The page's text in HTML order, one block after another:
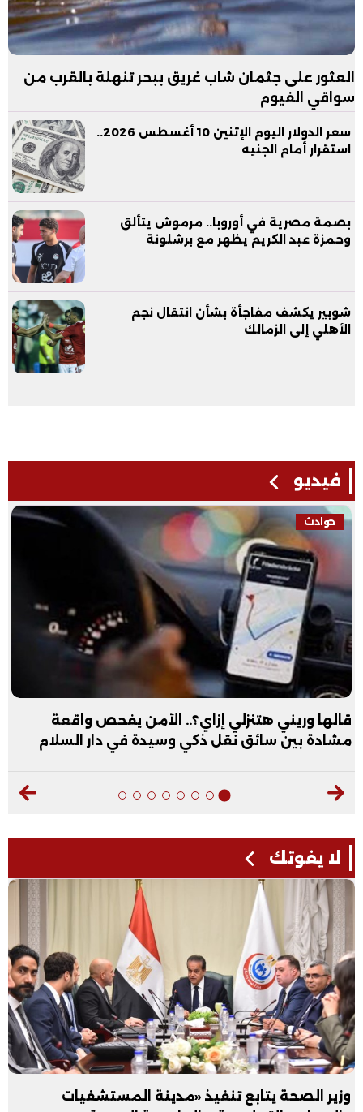
العثور على جثمان شاب غريق ببحر تنهلة بالقرب من
سواقي الفيوم
سعر الدولار اليوم الإثنين 10 أغسطس 2026..
استقرار أمام الجنيه
بصمة مصرية في أوروبا.. مرموش يتألق
وحمزة عبد الكريم يظهر مع برشلونة
شوبير يكشف مفاجأة بشأن انتقال نجم
الأهلي إلى الزمالك
فيديو
حوادث
قالها وريني هتنزلي إزاي؟.. الأمن يفحص واقعة
مشادة بين سائق نقل ذكي وسيدة في دار السلام
لا يفوتك
وزير الصحة يتابع تنفيذ «مدينة المستشفيات